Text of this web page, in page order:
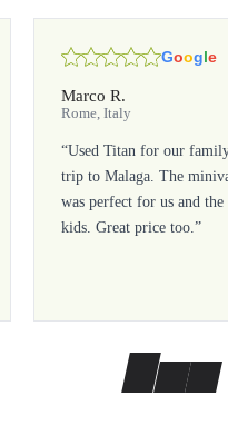
Google
Marco R.
Rome, Italy
“Used Titan for our
trip to Malaga. The
was perfect for us and the
kids. Great price too.”